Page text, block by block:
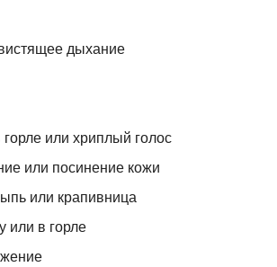
дыхание
или хриплый голос
или посинение кожи
или крапивница
или в горле